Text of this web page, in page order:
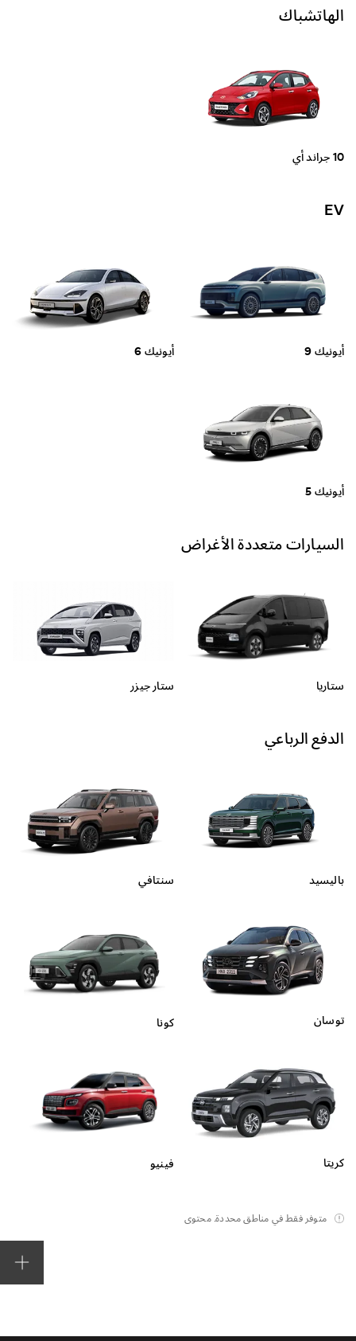
الهاتشباك
10 جراند أي
EV
أيونيك 9 أيونيك 6
أيونيك 5
السيارات متعددة الأغراض
ستاريا ستار جيزر
الدفع الرباعي
باليسيد سنتافي
توسان كونا
كريتا فينيو
متوفر فقط في مناطق محددة. محتوى